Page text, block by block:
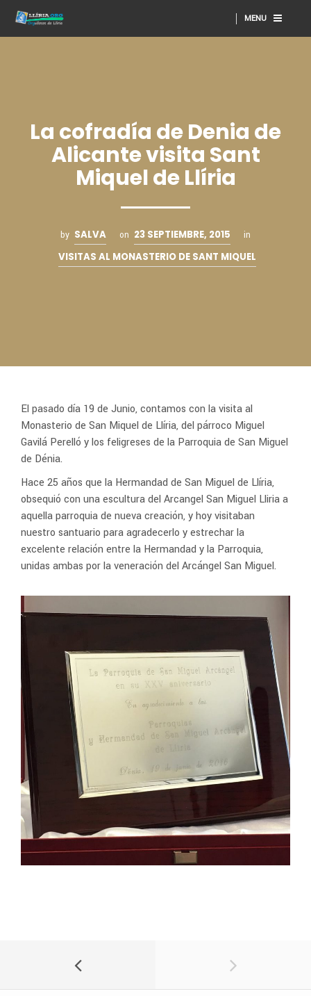
MENU
La cofradía de Denia de
Alicante visita Sant
Miquel de Llíria
by SALVA on 23 SEPTIEMBRE, 2015 in
VISITAS AL MONASTERIO DE SANT MIQUEL
El pasado día 19 de Junio, contamos con la visita al
Monasterio de San Miquel de Llíria, del párroco Miguel
Gavilá Perelló y los feligreses de la Parroquia de San Miguel
de Dénia.
Hace 25 años que la Hermandad de San Miguel de Llíria,
obsequió con una escultura del Arcangel San Miguel Lliria a
aquella parroquia de nueva creación, y hoy visitaban
nuestro santuario para agradecerlo y estrechar la
excelente relación entre la Hermandad y la Parroquia,
unidas ambas por la veneración del Arcángel San Miguel.